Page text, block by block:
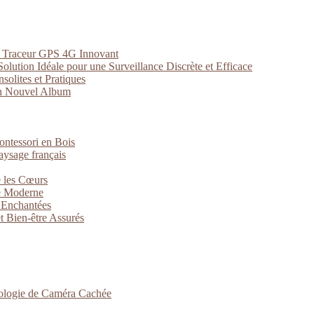
GPS 4G Innovant
Idéale pour une Surveillance Discrète et Efficace
et Pratiques
Nouvel Album
en Bois
français
les Cœurs
Moderne
Bien-être Assurés
de Caméra Cachée